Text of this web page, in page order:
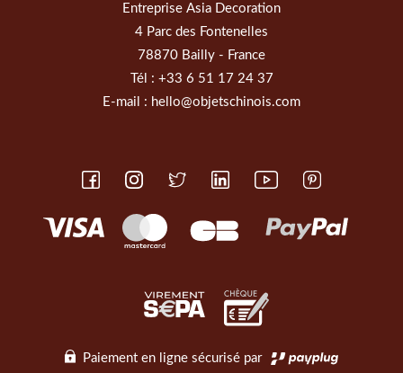
Entreprise Asia Decoration
4 Parc des Fontenelles
78870 Bailly - France
Tél : +33 6 51 17 24 37
E-mail : hello@objetschinois.com
Paiement en ligne sécurisé par